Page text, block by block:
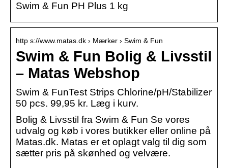
Swim & Fun PH Plus 1 kg
http s://www.matas.dk › Mærker › Swim & Fun
Swim & Fun Bolig & Livsstil
– Matas Webshop
Swim & FunTest Strips Chlorine/pH/Stabilizer
50 pcs. 99,95 kr. Læg i kurv.
Bolig & Livsstil fra Swim & Fun Se vores
udvalg og køb i vores butikker eller online på
Matas.dk. Matas er et oplagt valg til dig som
sætter pris på skønhed og velvære.